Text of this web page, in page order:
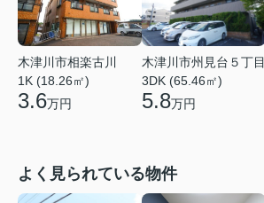
木津川市相楽古川
1K (18.26㎡)
3.6万円
木津川市州見台５丁目
3DK (65.46㎡)
5.8万円
よく見られている物件